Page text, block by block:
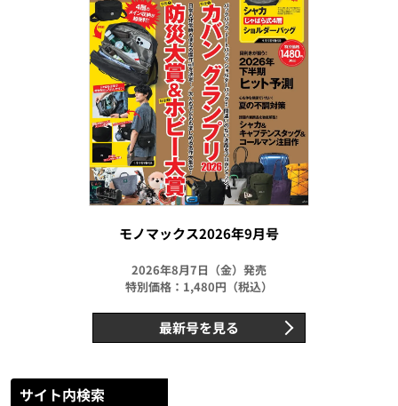
モノマックス2026年9月号
2026年8月7日（金）発売
特別価格：1,480円（税込）
最新号を見る
サイト内検索